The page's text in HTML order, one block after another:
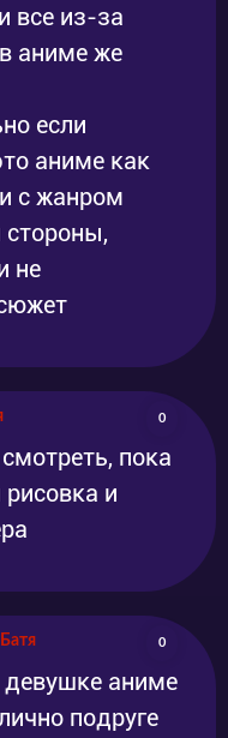
все из-за
аниме же
если
аниме как
с жанром
стороны,
не
0
пока
и
0
аниме
подруге